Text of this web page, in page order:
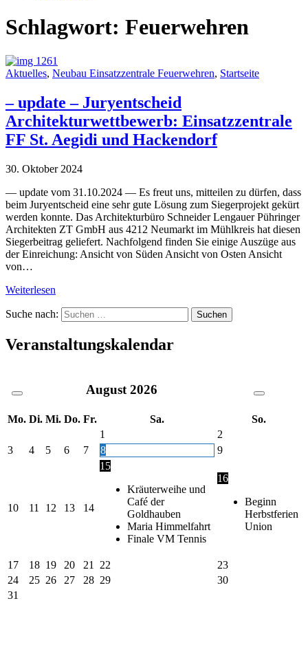
Schlagwort: Feuerwehren
Aktuelles, Neubau Einsatzzentrale Feuerwehren, Startseite
– update – Juryentscheid
Architekturwettbewerb: Einsatzzentrale
FF St. Aegidi und Hackendorf
30. Oktober 2024
— update vom 31.10.2024 — Es freut uns, mitteilen zu dürfen, dass
beim Juryentscheid eine sehr gute Lösung zum Siegerprojekt gekürt
werden konnte. Das Architekturbüro Schneider Lengauer Pühringer
Architekten ZT GmbH aus 4212 Neumarkt im Mühlkreis hat diesen
Siegerbeitrag geliefert. Nachfolgend finden Sie einige Auszüge aus
der Einreichung: Ansicht von Süden Ansicht von Osten Ansicht
von…
Weiterlesen
Suche nach:
Veranstaltungskalendar
August 2026
Mo. Di. Mi. Do. Fr. Sa.
So.
1
2
3
4 5 6 7 8 9
10 11 12 13 14
15
Kräuterweihe und
Café der
Goldhauben
Maria Himmelfahrt
Finale VM Tennis
16
Beginn
Herbstferien
Union
17 18 19 20 21 22
23
24
25 26 27 28 29
30
31